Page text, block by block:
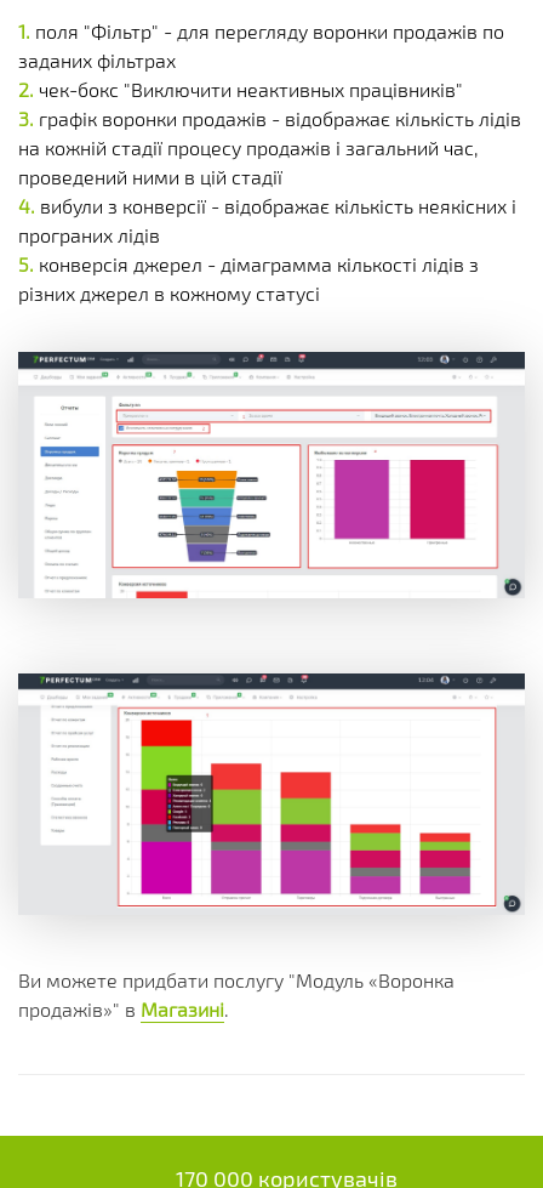
поля "Фільтр" - для перегляду воронки продажів по
заданих фільтрах
чек-бокс "Виключити неактивных працівників"
графік воронки продажів - відображає кількість лідів
на кожній стадії процесу продажів і загальний час,
проведений ними в цій стадії
вибули з конверсії - відображає кількість неякісних і
програних лідів
конверсія джерел - дімаграмма кількості лідів з
різних джерел в кожному статусі
Ви можете придбати послугу "Модуль «Воронка
продажів»" в Магазині.
170 000 користувачів